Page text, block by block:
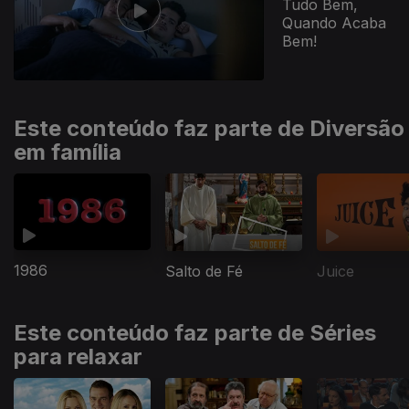
Tudo Bem,
Quando Acaba
Bem!
Este conteúdo faz parte de Diversão
em família
1986 Salto de Fé Juice
Este conteúdo faz parte de Séries
para relaxar